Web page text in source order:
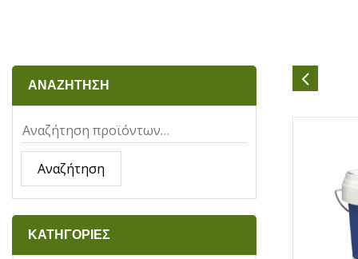
ΑΝΑΖΗΤΗΣΗ
Αναζήτηση
ΚΑΤΗΓΟΡΙΕΣ